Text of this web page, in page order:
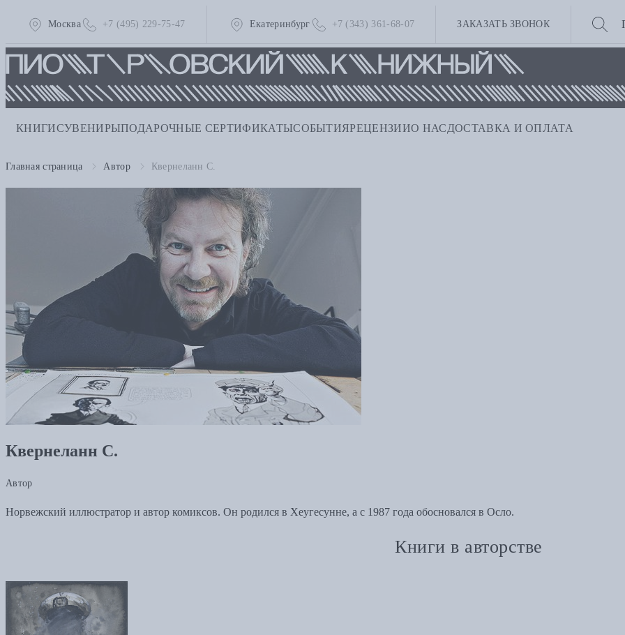
Москва +7 (495) 229-75-47 Екатеринбург +7 (343) 361-68-07 ЗАКАЗАТЬ ЗВОНОК
КНИГИСУВЕНИРЫПОДАРОЧНЫЕ СЕРТИФИКАТЫСОБЫТИЯРЕЦЕНЗИИО НАС ДОСТАВКА И ОПЛАТА
Главная страница Автор Квернеланн С.
Квернеланн С.
Автор
Норвежский иллюстратор и автор комиксов. Он родился в Хеугесунне, а с 1987 года обосновался в Осло.
Книги в авторстве